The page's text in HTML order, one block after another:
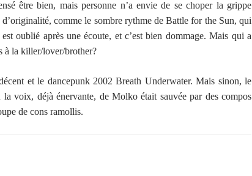
être bien, mais personne n’a envie de se choper la grippe
comme le sombre rythme de Battle for the Sun, qui
oublié après une écoute, et c’est bien dommage. Mais qui a
à la killer/lover/brother?
et le dancepunk 2002 Breath Underwater. Mais sinon, le
la voix, déjà énervante, de Molko était sauvée par des compos
de cons ramollis.